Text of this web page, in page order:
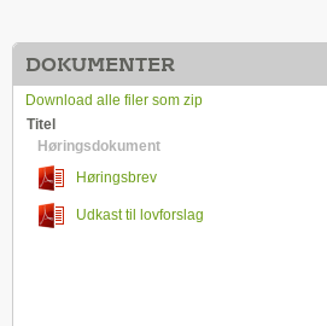
DOKUMENTER
Download alle filer som zip
Titel
Høringsdokument
Høringsbrev
Udkast til lovforslag